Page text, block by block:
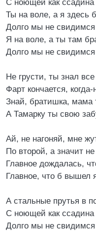
С ноющей как ссадина
Ты на воле, а я здесь
Долго мы не свидимся
Я на воле, а ты там
Долго мы не свидимся
Не грусти, ты знал
Фарт кончается,
Знай, братишка, мама
А Тамарку ты свою
Ай, не нагоняй, мне
По второй, а значит
Главное дождалась,
Главное, что б вышел
А стальные прутья в
С ноющей как ссадина
Долго мы не свидимся